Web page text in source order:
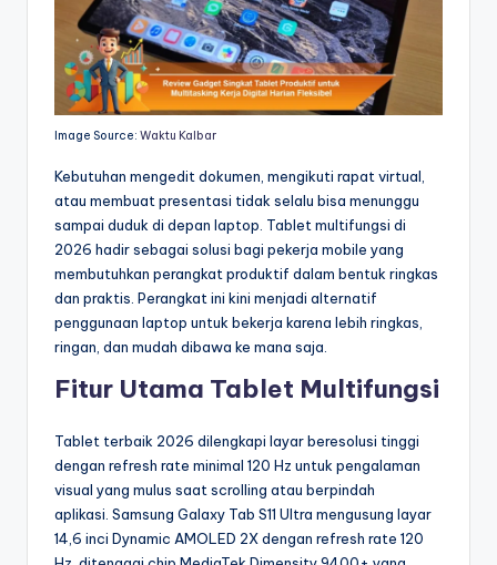
Image Source: Waktu Kalbar
Kebutuhan mengedit dokumen, mengikuti rapat virtual,
atau membuat presentasi tidak selalu bisa menunggu
sampai duduk di depan laptop. Tablet multifungsi di
2026 hadir sebagai solusi bagi pekerja mobile yang
membutuhkan perangkat produktif dalam bentuk ringkas
dan praktis. Perangkat ini kini menjadi alternatif
penggunaan laptop untuk bekerja karena lebih ringkas,
ringan, dan mudah dibawa ke mana saja.
Fitur Utama Tablet Multifungsi
Tablet terbaik 2026 dilengkapi layar beresolusi tinggi
dengan refresh rate minimal 120 Hz untuk pengalaman
visual yang mulus saat scrolling atau berpindah
aplikasi. Samsung Galaxy Tab S11 Ultra mengusung layar
14,6 inci Dynamic AMOLED 2X dengan refresh rate 120